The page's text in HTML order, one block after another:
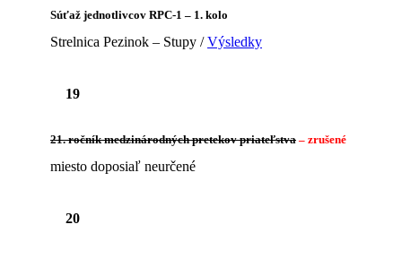
Súťaž jednotlivcov RPC-1 – 1. kolo
Strelnica Pezinok – Stupy /Výsledky
19
21. ročník medzinárodných pretekov priateľstva – zrušené
miesto doposiaľ neurčené
20